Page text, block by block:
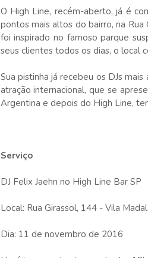
O High Line, recém-aberto, já é
pontos mais altos do bairro, na
foi inspirado no famoso parque
seus clientes todos os dias, o local
Sua pistinha já recebeu os DJs
atração internacional, que se
Argentina e depois do High Line,
Serviço
DJ Felix Jaehn no High Line Bar SP
Local: Rua Girassol, 144 - Vila
Dia: 11 de novembro de 2016